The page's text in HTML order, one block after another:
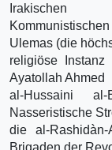
Irakischen
Ulemas (die
religiöse
Ayatollah Ahmed
al-Hussaini
Nasseristische
die al-
Brigaden der